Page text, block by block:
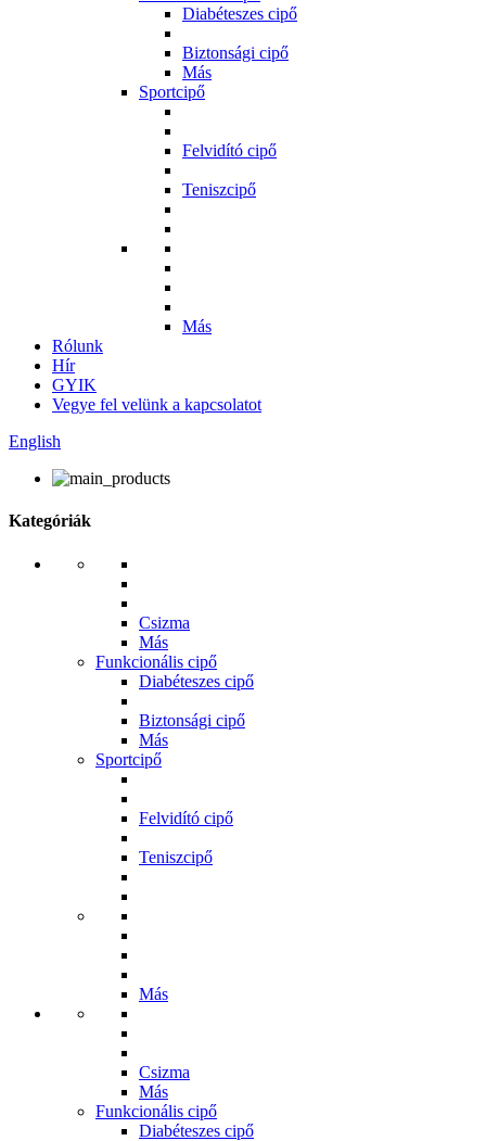
Diabéteszes cipő
Biztonsági cipő
Más
Sportcipő
Felvidító cipő
Teniszcipő
Más
Rólunk
Hír
GYIK
Vegye fel velünk a kapcsolatot
English
Kategóriák
Csizma
Más
Funkcionális cipő
Diabéteszes cipő
Biztonsági cipő
Más
Sportcipő
Felvidító cipő
Teniszcipő
Más
Csizma
Más
Funkcionális cipő
Diabéteszes cipő